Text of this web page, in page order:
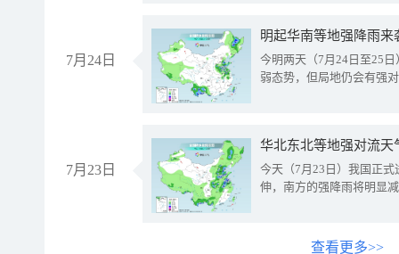
7月24日
明起华南等地强降雨
今明两天（7月24日至25
弱态势，但局地仍会有强
7月23日
华北东北等地强对流天
今天（7月23日）我国正
伸，南方的强降雨将明显
查看更多>>